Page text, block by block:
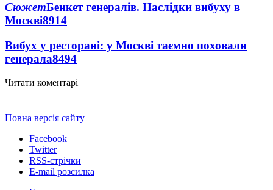
СюжетБенкет генералів. Наслідки вибуху в
Москві8914
Вибух у ресторані: у Москві таємно поховали
генерала8494
Читати коментарі
Повна версія сайту
Facebook
Twitter
RSS-стрічки
E-mail розсилка